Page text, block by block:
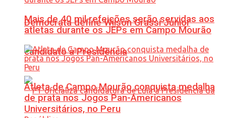
Democrata define Wilson Grassi Júnior
candidato à Presidência
Mais de 40 mil refeições serão servidas aos
atletas durante os JEPs em Campo Mourão
Atleta de Campo Mourão conquista medalha
de prata nos Jogos Pan-Americanos
Universitários, no Peru